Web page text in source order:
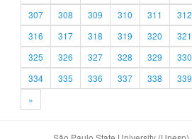
307
308 309 310 311 312
316
317 318 319 320 321
325
326 327 328 329 330
334
335 336 337 338 339
»